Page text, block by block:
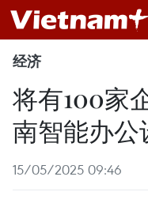
经济
将有100家
南智能办公
15/05/2025 09:46